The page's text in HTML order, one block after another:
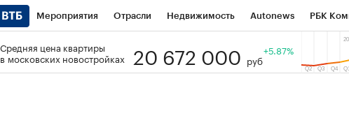
Мероприятия Отрасли Недвижимость Autonews РБК
РБК РБК Образование Тренды
Средняя цена квартиры
в московских новостройках
20 672 000 руб
+5.87%